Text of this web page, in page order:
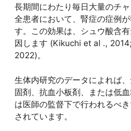
長期間にわたり毎日大量のチ
全患者において、腎症の症例
す。この効果は、シュウ酸含
因します (Kikuchi et al .,
2022)。
生体内研究のデータによれば
固剤、抗血小板剤、または低
は医師の監督下で行われるべ
されています。